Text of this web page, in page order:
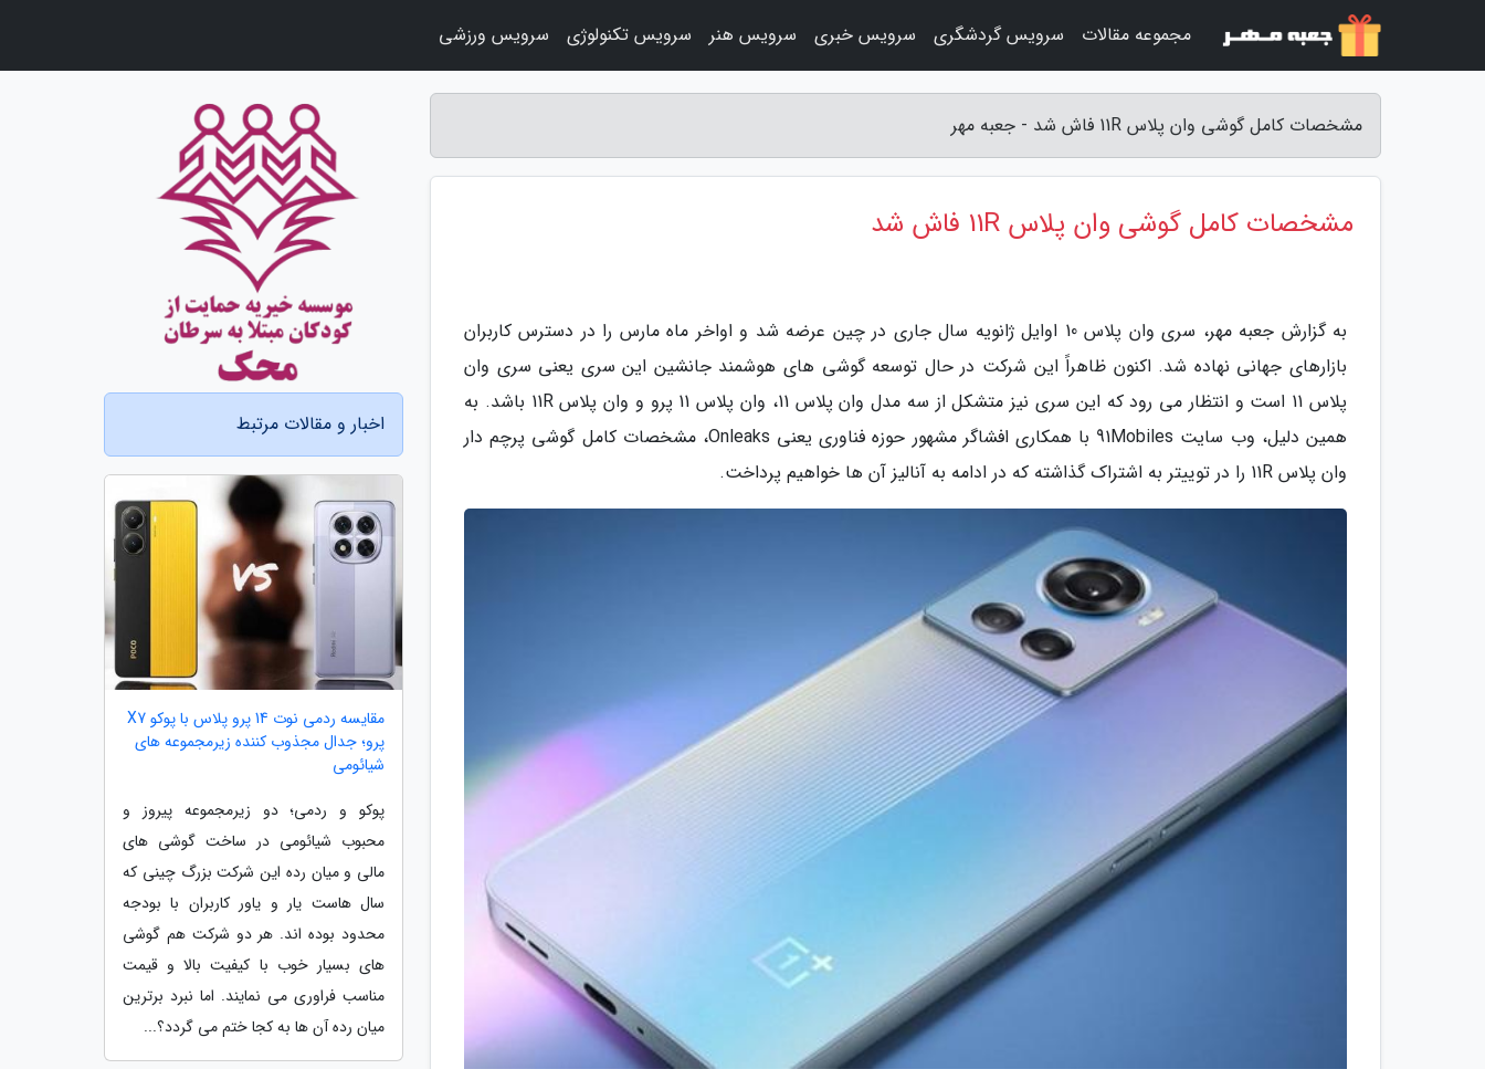
مشخصات کامل گوشی وان پلاس 11R فاش شد - جعبه مهر
مشخصات کامل گوشی وان پلاس 11R فاش شد
به گزارش جعبه مهر، سری وان پلاس 10 اوایل ژانویه سال جاری در چین عرضه شد و اواخر ماه مارس را در دسترس کاربران
بازارهای جهانی نهاده شد. اکنون ظاهراً این شرکت در حال توسعه گوشی های هوشمند جانشین این سری یعنی سری وان
پلاس 11 است و انتظار می رود که این سری نیز متشکل از سه مدل وان پلاس 11، وان پلاس 11 پرو و وان پلاس 11R باشد. به
همین دلیل، وب سایت 91Mobiles با همکاری افشاگر مشهور حوزه فناوری یعنی Onleaks، مشخصات کامل گوشی پرچم دار
وان پلاس 11R را در توییتر به اشتراک گذاشته که در ادامه به آنالیز آن ها خواهیم پرداخت.
اخبار و مقالات مرتبط
مقایسه ردمی نوت 14 پرو پلاس با پوکو X7
پرو؛ جدال مجذوب کننده زیرمجموعه های
شیائومی
پوکو و ردمی؛ دو زیرمجموعه پیروز و
محبوب شیائومی در ساخت گوشی های
مالی و میان رده این شرکت بزرگ چینی که
سال هاست یار و یاور کاربران با بودجه
محدود بوده اند. هر دو شرکت هم گوشی
های بسیار خوب با کیفیت بالا و قیمت
مناسب فراوری می نمایند. اما نبرد برترین
میان رده آن ها به کجا ختم می گردد؟...
مجموعه مقالات سرویس گردشگری سرویس خبری سرویس هنر سرویس تکنولوژی سرویس ورزشی